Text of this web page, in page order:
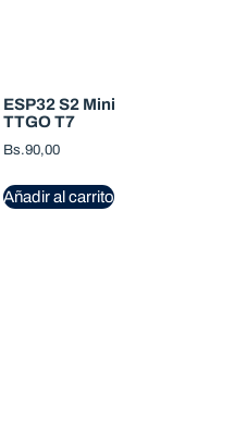
ESP32 S2 Mini
TTGO T7
Bs.90,00
Añadir al carrito